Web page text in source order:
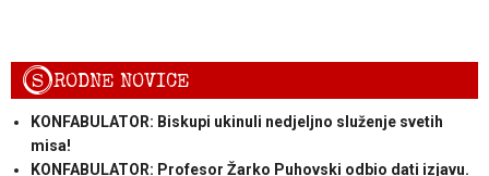
SRODNE NOVICE
KONFABULATOR: Biskupi ukinuli nedjeljno služenje svetih
misa!
KONFABULATOR: Profesor Žarko Puhovski odbio dati izjavu.